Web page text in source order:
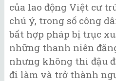
của lao động Việt cư
chú ý, trong số công
bất hợp pháp bị trục
những thanh niên
nhưng không thi đậu
đi làm và trở thành